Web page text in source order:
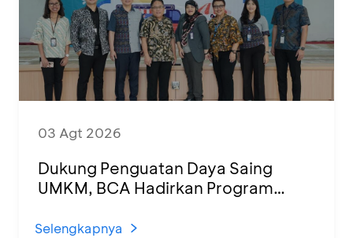
03 Agt 2026
Dukung Penguatan Daya Saing
UMKM, BCA Hadirkan Program
di KCU Tanjung Priok
Selengkapnya